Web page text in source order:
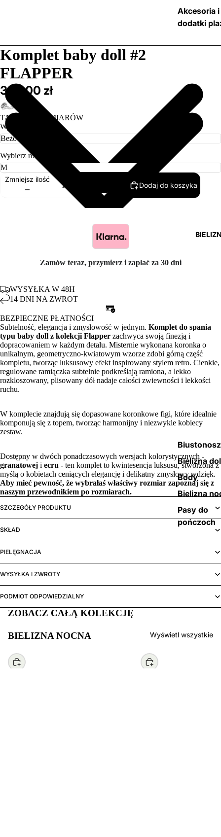
Akcesoria i
dodatki
Bielizna
Body
Bielizna
Pasy do
pończoch
Komplet baby doll #2
FLAPPER
334,00 zł
TABELA ROZMIARÓW
Wybierz kolor
Wybierz rozmiar
Zmniejsz ilość
Dodaj do koszyka
Zamów teraz, przymierz i zapłać za 30 dni
WYSYŁKA W 48H
14 DNI NA ZWROT
BEZPIECZNE PŁATNOŚCI
Subtelność, elegancja i zmysłowość w jednym. Komplet do spania
typu baby doll z kolekcji Flapper zachwyca swoją finezją i
dopracowaniem w każdym detalu. Misternie wykonana koronka o
unikalnym, geometryczno-kwiatowym wzorze zdobi górną część
kompletu, tworząc luksusowy efekt inspirowany stylem retro. Cienkie,
regulowane ramiączka subtelnie podkreślają ramiona, a lekko
rozkloszowany, plisowany dół nadaje całości zwiewności i lekkości
ruchu.
W komplecie znajdują się dopasowane koronkowe figi, które idealnie
komponują się z topem, tworząc harmonijny i niezwykle kobiecy
zestaw.
Dostępny w dwóch ponadczasowych wersjach kolorystycznych -
granatowej i ecru - ten komplet to kwintesencja luksusu, stworzona z
myślą o kobietach ceniących elegancję i delikatny zmysłowy wdzięk.
Aby mieć pewność, że wybrałaś właściwy rozmiar zapoznaj się z
naszym przewodnikiem po rozmiarach.
SZCZEGÓŁY PRODUKTU
SKŁAD
PIELĘGNACJA
WYSYŁKA I ZWROTY
PODMIOT ODPOWIEDZIALNY
ZOBACZ CAŁĄ KOLEKCJĘ
BIELIZNA NOCNA Wyświetl wszystkie
Wybierz Wybierz